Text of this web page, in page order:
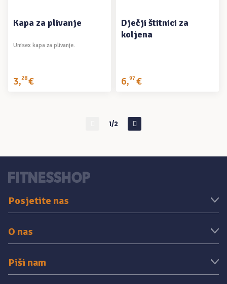
Kapa za plivanje
Unisex kapa za plivanje.
3,28€
Dječji štitnici za
koljena
6,97€
1/2
Posjetite nas
O nas
Piši nam